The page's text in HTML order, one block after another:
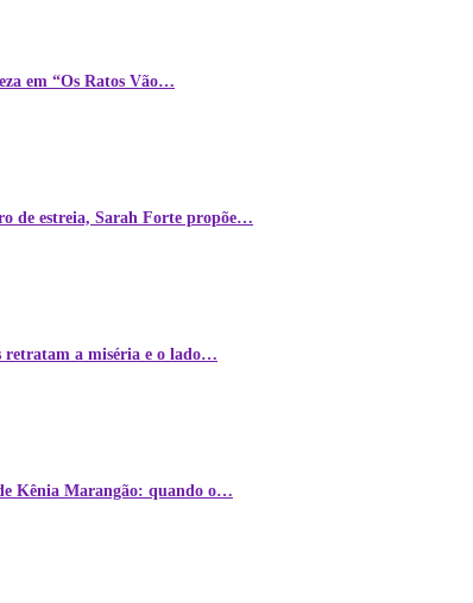
em “Os Ratos Vão…
de estreia, Sarah Forte propõe…
retratam a miséria e o lado…
Kênia Marangão: quando o…